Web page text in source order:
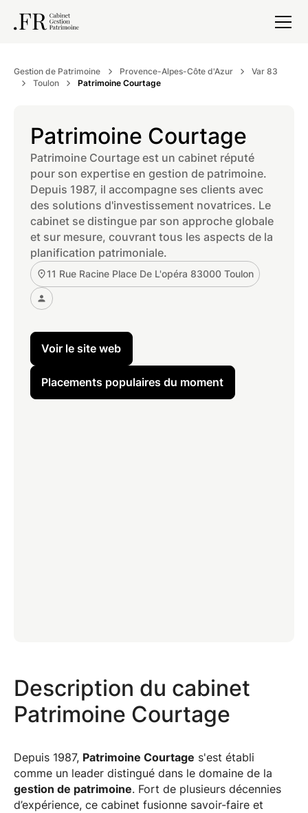
Gestion de Patrimoine Provence-Alpes-Côte d'Azur
Var 83
Toulon
Patrimoine Courtage
Patrimoine Courtage
Patrimoine Courtage est un cabinet réputé
pour son expertise en gestion de patrimoine.
Depuis 1987, il accompagne ses clients avec
des solutions d'investissement novatrices. Le
cabinet se distingue par son approche globale
et sur mesure, couvrant tous les aspects de la
planification patrimoniale.
11 Rue Racine Place De L'opéra 83000 Toulon
Voir le site web
Placements populaires du moment
Description du cabinet
Patrimoine Courtage
Depuis 1987, Patrimoine Courtage s'est établi
comme un leader distingué dans le domaine de la
gestion de patrimoine. Fort de plusieurs décennies
d’expérience, ce cabinet fusionne savoir-faire et